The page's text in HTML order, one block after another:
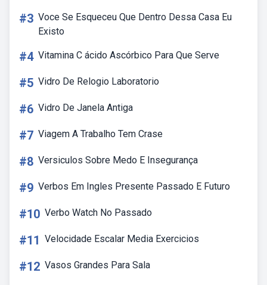
#3 Voce Se Esqueceu Que Dentro Dessa Casa Eu
Existo
#4 Vitamina C ácido Ascórbico Para Que Serve
#5 Vidro De Relogio Laboratorio
#6 Vidro De Janela Antiga
#7 Viagem A Trabalho Tem Crase
#8 Versiculos Sobre Medo E Insegurança
#9 Verbos Em Ingles Presente Passado E Futuro
#10 Verbo Watch No Passado
#11 Velocidade Escalar Media Exercicios
#12 Vasos Grandes Para Sala